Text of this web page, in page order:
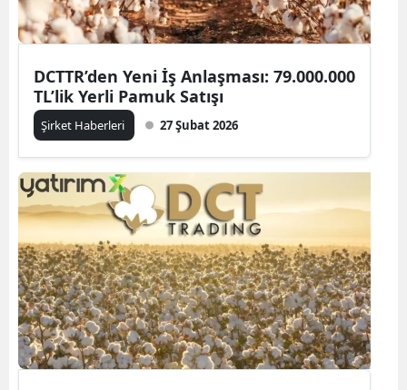
DCTTR’den Yeni İş Anlaşması: 79.000.000
TL’lik Yerli Pamuk Satışı
Şirket Haberleri 27 Şubat 2026